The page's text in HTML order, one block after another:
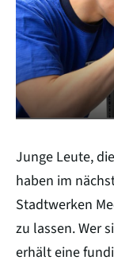
Junge Leute,
haben im
Stadtwerken
zu lassen. Wer
erhält eine